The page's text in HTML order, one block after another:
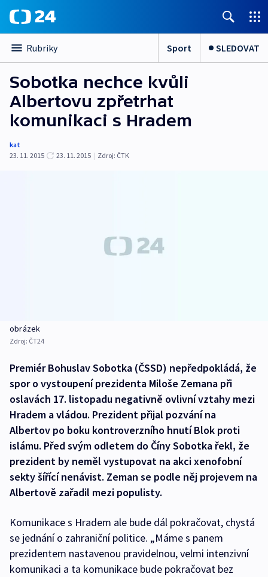
Rubriky Sport SLEDOVAT
Sobotka nechce kvůli
Albertovu zpřetrhat
komunikaci s Hradem
kat
23. 11. 2015
23. 11. 2015 | Zdroj: ČTK
obrázek
Zdroj: ČT24
Premiér Bohuslav Sobotka (ČSSD) nepředpokládá, že
spor o vystoupení prezidenta Miloše Zemana při
oslavách 17. listopadu negativně ovlivní vztahy mezi
Hradem a vládou. Prezident přijal pozvání na
Albertov po boku kontroverzního hnutí Blok proti
islámu. Před svým odletem do Číny Sobotka řekl, že
prezident by neměl vystupovat na akci xenofobní
sekty šířící nenávist. Zeman se podle něj projevem na
Albertově zařadil mezi populisty.
Komunikace s Hradem ale bude dál pokračovat, chystá
se jednání o zahraniční politice. „Máme s panem
prezidentem nastavenou pravidelnou, velmi intenzivní
komunikaci a ta komunikace bude pokračovat bez